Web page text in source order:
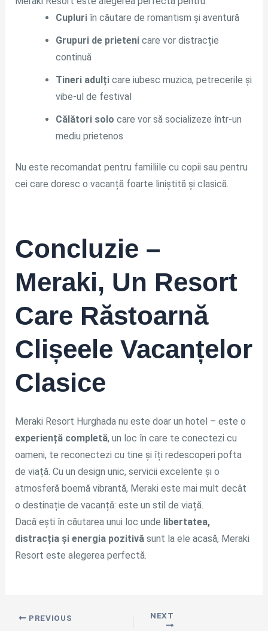
Cupluriîn căutare de romantism și aventură
Grupuri de prietenicare vor distracție
continuă
Tineri adulțicare iubesc muzica, petrecerile și
vibe-ul de festival
Călători solo care vor să socializeze într-un
mediu prietenos
Nu este recomandat pentru familiile cu copii sau pentru
cei care doresc o vacanță foarte liniștită și clasică.
Concluzie –
Meraki, Un Resort
Care Răstoarnă
Clișeele Vacanțelor
Clasice
Meraki Resort Hurghada nu este doar un hotel – este o
experiență completă, un loc în care te conectezi cu
oameni, te reconectezi cu tine și îți redescoperi pofta
de viață. Cu un design unic, servicii excelente și o
atmosferă boemă vibrantă, Meraki este mai mult decât
o destinație de vacanță: este un stil de viață.
Dacă ești în căutarea unui loc unde libertatea,
distracția și energia pozitivăsunt la ele acasă, Meraki
Resort este alegerea perfectă.
PREVIOUS NEXT